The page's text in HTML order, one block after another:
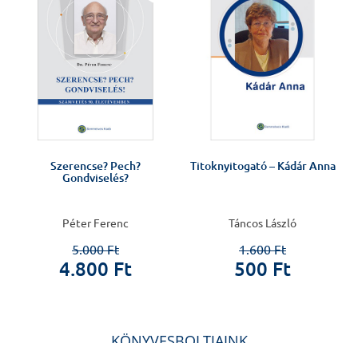
Szerencse? Pech?
Gondviselés?
Péter Ferenc
5.000 Ft
4.800 Ft
Titoknyitogató – Kádár Anna
Táncos László
1.600 Ft
500 Ft